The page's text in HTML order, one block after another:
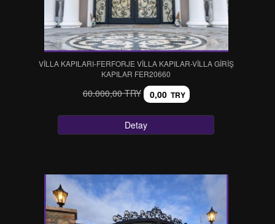
VİLLA KAPILARI-FERFORJE VİLLA KAPILAR-VİLLA GİRİŞ
KAPILAR FER20660
60.000,00 TRY 0,00 TRY
Detay